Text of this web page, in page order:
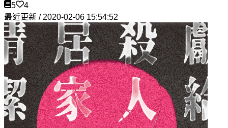
5
4
最近更新 / 2020-02-06 15:54:52